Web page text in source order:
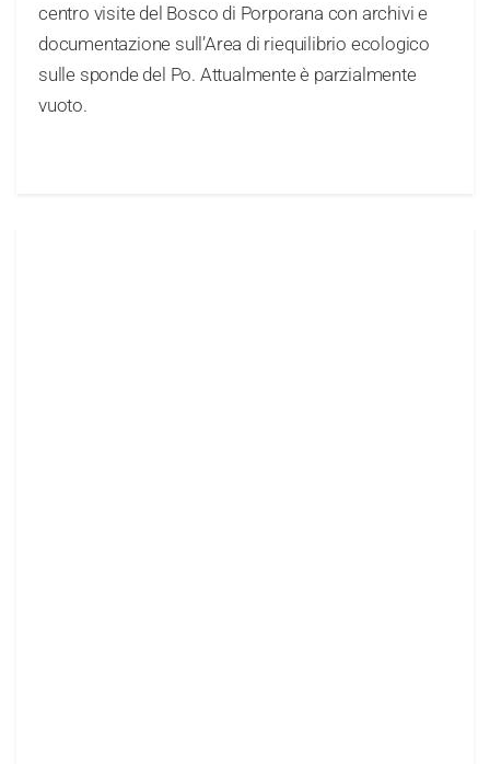
centro visite del Bosco di Porporana con archivi e
documentazione sull’Area di riequilibrio ecologico
sulle sponde del Po. Attualmente è parzialmente
vuoto.